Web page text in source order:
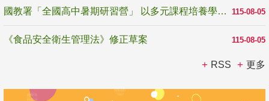
115-08-05
國教署「全國高中暑期研習營」 以多元課程培養學生瞭解誠信專業與倫理價值
115-08-05
《食品安全衛生管理法》修正草案
RSS 更多